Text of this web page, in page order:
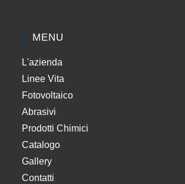
MENU
L'azienda
Linee Vita
Fotovoltaico
Abrasivi
Prodotti Chimici
Catalogo
Gallery
Contatti